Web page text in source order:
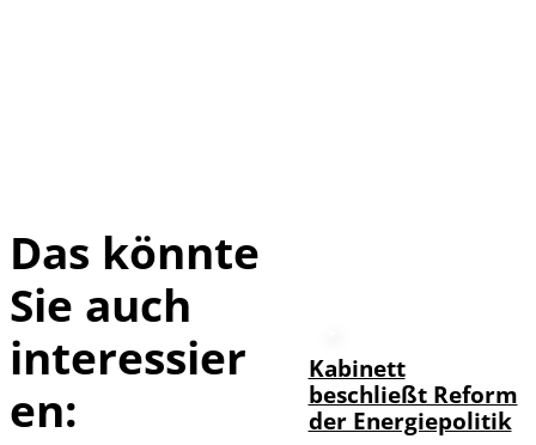
Das könnte
Sie auch
interessier
en:
Kabinett
beschließt Reform
der Energiepolitik